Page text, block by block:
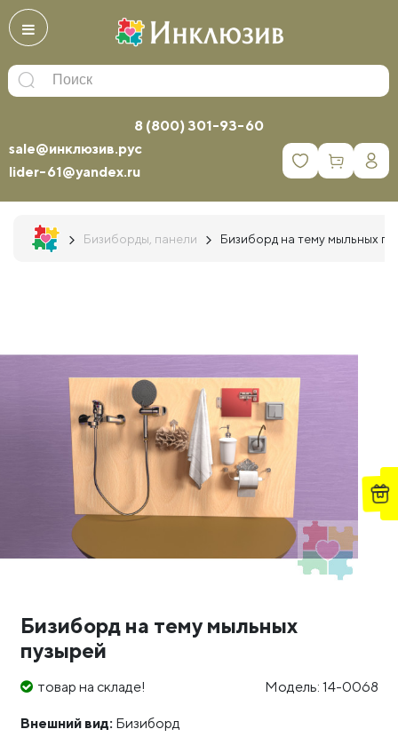
8 (800) 301-93-60
sale@инклюзив.рус
lider-61@yandex.ru
0
Бизиборды, панели Бизиборд на тему мыльных
Бизиборд на тему мыльных
пузырей
товар на складе! Модель: 14-0068
Внешний вид: Бизиборд